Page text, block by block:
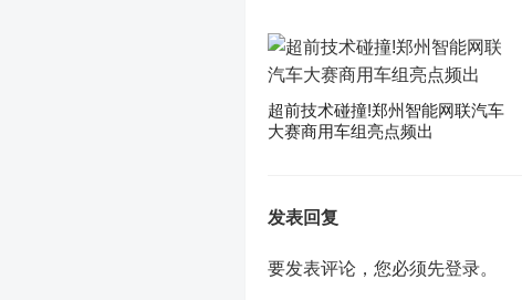
超前技术碰撞!郑州智能网联汽车
大赛商用车组亮点频出
发表回复
要发表评论，您必须先登录。